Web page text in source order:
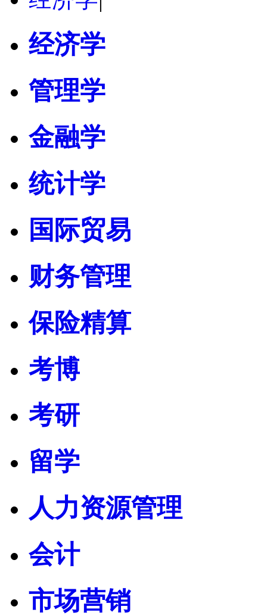
经济学
管理学
金融学
统计学
国际贸易
财务管理
保险精算
考博
考研
留学
人力资源管理
会计
市场营销